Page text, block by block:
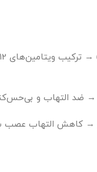
→ ضد التهاب و
→ کاهش التهاب عصب